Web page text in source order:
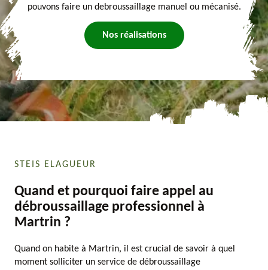
pouvons faire un debroussaillage manuel ou mécanisé.
Nos réalisations
STEIS ELAGUEUR
Quand et pourquoi faire appel au
débroussaillage professionnel à
Martrin ?
Quand on habite à Martrin, il est crucial de savoir à quel
moment solliciter un service de débroussaillage